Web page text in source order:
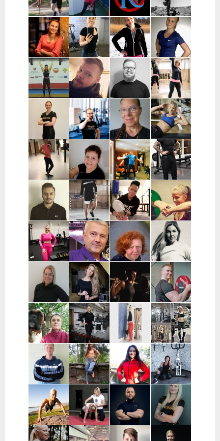
Vantaa,
Kerava
Pekka
Kauranen |
Pohjois-
Pohjanmaa
Mervi
Wennerstrand
| Helsinki,
Ranska
Nooa Närväinen |
Pääkaupunkiseutu
Iina
Taijonlahti |
Helsinki
Kaisa
Poikajärvi |
Espoo
Essi Malíková
| Tampere
Mari Koponen |
Pääkaupunkiseutu
Lotta
Ahteneva |
Järvenpää ja
lähiseutu
Jutta Selin |
Pirkanmaa
Ville Suur-
Inkeroinen |
Varsinais-
Suomi
Antti
Kjellman |
Oulu
Jenni
Siponen |
Lohja
Noora Karme |
Espoo ja
Helsinki
Leppänen |
Pirkanmaa
Eeva Beckford
| Espoo ja
Leppävaara
Heidi Ilomäki
| Sastamala
Laura Raisio |
Kärkölä,
Hollola, Lahti,
Lammi
Teija Augustin
| Varsinais-
Suomi, Turku
Kari Timonen
| Lohja
Arttu Kurkela
| Pohjois-
Pohjanmaa
Joni Vuopio |
Pääkaupunkiseutu
Luukas Tukia |
Helsinki
Heli Toro |
Riihimäki,
Hyvinkää,
Hausjärvi,
Loppi,
Janakkala
Tanja Juntunen |
Päijät-Häme ja
Pääkaupunkiseutu
Charlotta
Grönberg |
Pääkaupunkiseutu
Stefan
Westerback |
Pääkaupunkiseutu
Eeva Nuutinen |
Pääkaupunkiseutu
ja Muu Suomi
Routa
Training |
Helsinki ja
Espoo
Jenni Sukko |
Oulu
Elina Lepistö |
Pirkanmaa
Heidi Soikkeli
| Tampere
Jani Lehtilä |
Turku ja etä
Kati Raittinen
| Turku, Raisio,
Mynämäki,
Masku,
Nousiainen
Jenna Hakala
| Turku ja
Varsinais-
Suomi
Leinimaa |
Hyvinkää,
Hausjärvi,
Riihimäki
Christin
Moritz |
Helsinki,
Espoo ja
Vantaa
Samuli
Huttunen |
Porvoo ja
lähialueet
Janette
Latva-
Valkama |
Tampere ja
lähialueet
Sofia Kuisti-
Rannanjärvi |
Seinäjoki ja
etä
Jenni Harala |
Keski-Uusimaa ja
Pääkaupunkiseutu
Mira Auvinen
Marika Uoti |
Markus
Sanni